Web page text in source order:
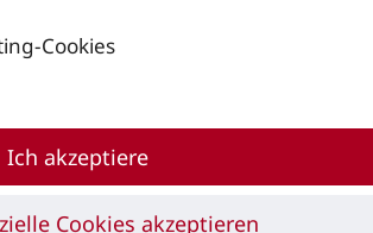
Cookies
Ich akzeptiere
Cookies akzeptieren